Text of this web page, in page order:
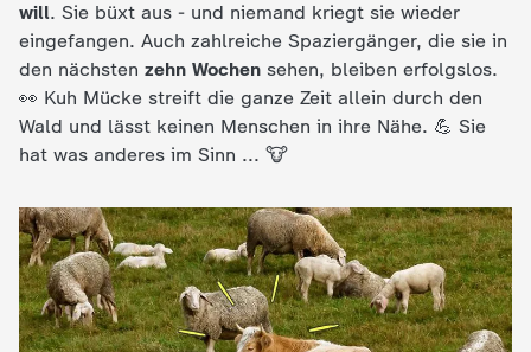
e
K
n
d
e
will. Sie büxt aus - und niemand kriegt sie wieder
eingefangen. Auch zahlreiche Spaziergänger, die sie in
den nächsten zehn Wochen sehen, bleiben erfolgslos.
👀 Kuh Mücke streift die ganze Zeit allein durch den
Wald und lässt keinen Menschen in ihre Nähe. 💪 Sie
hat was anderes im Sinn ... 🐮